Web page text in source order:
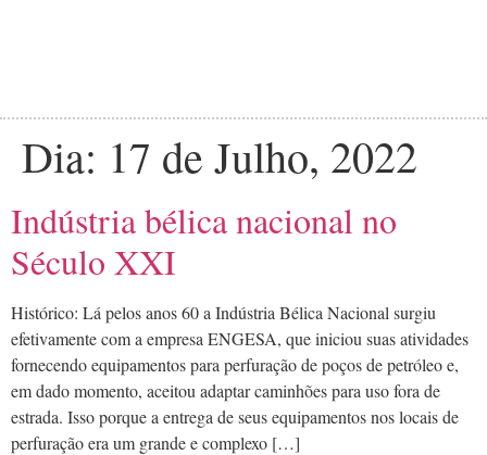
Dia: 17 de Julho, 2022
Indústria bélica nacional no
Século XXI
Histórico: Lá pelos anos 60 a Indústria Bélica Nacional surgiu
efetivamente com a empresa ENGESA, que iniciou suas atividades
fornecendo equipamentos para perfuração de poços de petróleo e,
em dado momento, aceitou adaptar caminhões para uso fora de
estrada. Isso porque a entrega de seus equipamentos nos locais de
perfuração era um grande e complexo […]